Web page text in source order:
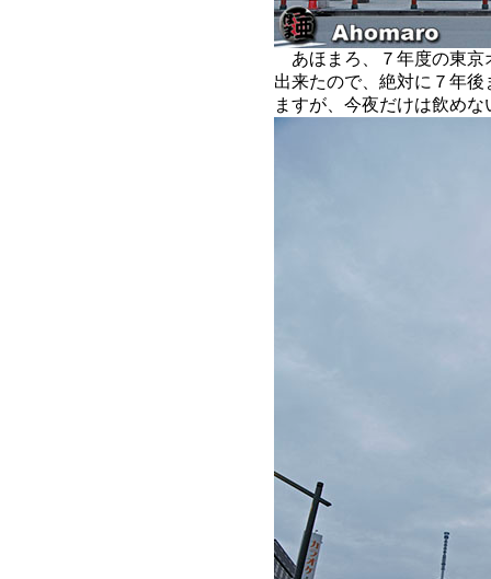
あほまろ、７年度の東京
出来たので、絶対に７年
ますが、今夜だけは飲め